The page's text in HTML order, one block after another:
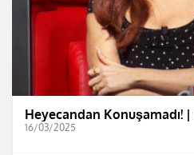
Heyecandan Konuşamadı! |
16/03/2025